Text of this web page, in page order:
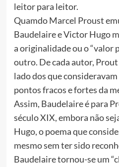
leitor para leitor.
Quamdo Marcel Proust
Baudelaire e Victor Hugo
a originalidade ou o “valor
outro. De cada autor,
lado dos que
pontos fracos e fortes da
Assim, Baudelaire é para
século XIX, embora não
Hugo, o poema que
mesmo sem ter sido
Baudelaire tornou-se um